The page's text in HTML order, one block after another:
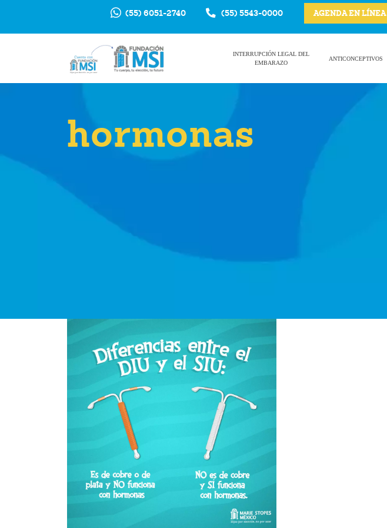
(55) 6051-2740 (55) 5543-0000 AGENDA EN LÍNEA
INTERRUPCIÓN LEGAL DEL
EMBARAZO
ANTICONCEPTIVOS
hormonas